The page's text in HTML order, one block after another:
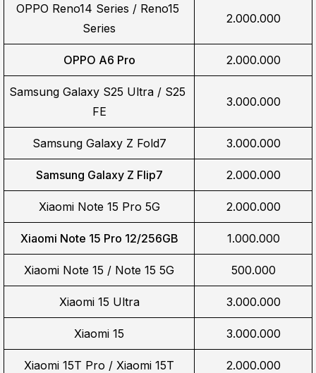
OPPO Reno14 Series / Reno15
Series
2.000.000
OPPO A6 Pro 2.000.000
Samsung Galaxy S25 Ultra / S25
FE
3.000.000
Samsung Galaxy Z Fold7 3.000.000
Samsung Galaxy Z Flip7 2.000.000
Xiaomi Note 15 Pro 5G 2.000.000
Xiaomi Note 15 Pro 12/256GB 1.000.000
Xiaomi Note 15 / Note 15 5G 500.000
Xiaomi 15 Ultra 3.000.000
Xiaomi 15 3.000.000
Xiaomi 15T Pro / Xiaomi 15T 2.000.000